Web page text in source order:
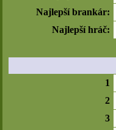
Najlepší brankár:
Najlepší hráč:
1
2
3